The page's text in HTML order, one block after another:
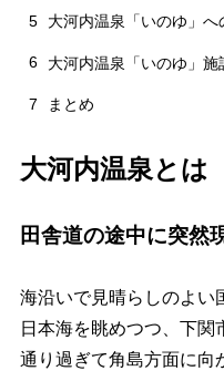
5 大河内温泉「いのゆ」へ
6 大河内温泉「いのゆ」施
7 まとめ
大河内温泉とは
田舎道の途中に突然
海沿いで見晴らしのよい
日本海を眺めつつ、下関
通り過ぎて角島方面に向